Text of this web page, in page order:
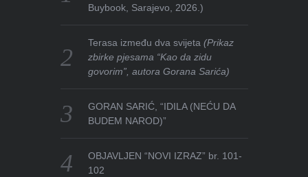
Buybook, Sarajevo, 2026.)
Terasa između dva svijeta(Prikaz
zbirke pjesama “Kao da zidu
govorim”, autora Gorana Sarića)
GORAN SARIĆ, “IDILA (NEĆU DA
BUDEM NAROD)”
OBJAVLJEN “NOVI IZRAZ” br. 101-
102